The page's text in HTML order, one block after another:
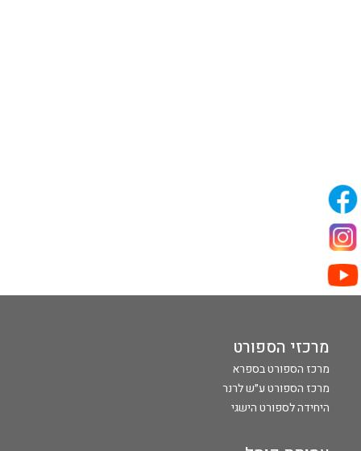
מרכזי הספורט
מרכז הספורט בספרא
מרכז הספורט ע״ש לרנר
היחידה לספורט הישגי